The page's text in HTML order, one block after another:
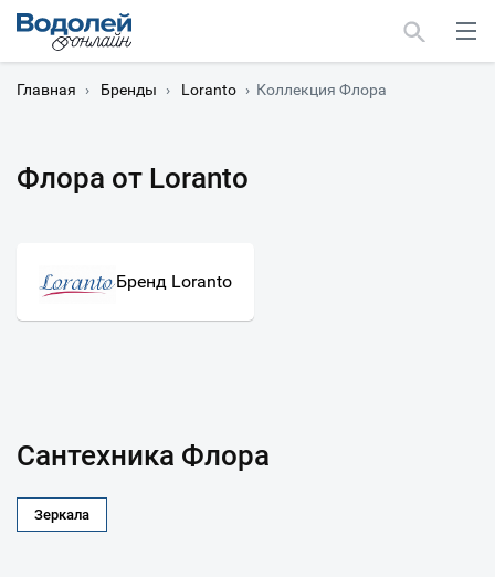
Главная › Бренды › Loranto › Коллекция Флора
Флора от Loranto
Бренд Loranto
Сантехника Флора
Зеркала